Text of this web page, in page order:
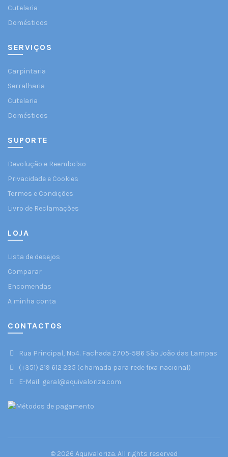
Cutelaria
Domésticos
SERVIÇOS
Carpintaria
Serralharia
Cutelaria
Domésticos
SUPORTE
Devolução e Reembolso
Privacidade e Cookies
Termos e Condições
Livro de Reclamações
LOJA
Lista de desejos
Comparar
Encomendas
A minha conta
CONTACTOS
Rua Principal, Nº4. Fachada 2705-586 São João das Lampas
(+351) 219 612 235 (chamada para rede fixa nacional)
E-Mail: geral@aquivaloriza.com
© 2026 Aquivaloriza. All rights reserved